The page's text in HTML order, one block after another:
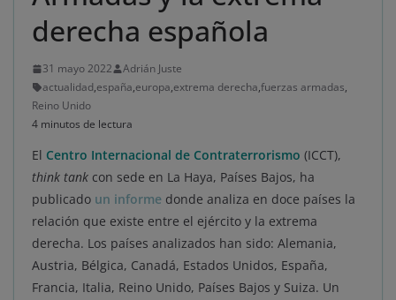
derecha española
31 mayo 2022
Adrián Juste
actualidad,españa,europa,extrema derecha,fuerzas armadas,
Reino Unido
4 minutos de lectura
El Centro Internacional de Contraterrorismo (ICCT),
think tank con sede en La Haya, Países Bajos, ha
publicado un informe donde analiza en doce países la
relación que existe entre el ejército y la extrema
derecha. Los países analizados han sido: Alemania,
Austria, Bélgica, Canadá, Estados Unidos, España,
Francia, Italia, Reino Unido, Países Bajos y Suiza. Un